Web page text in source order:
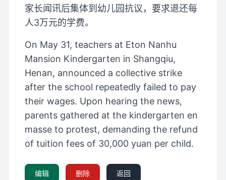
家长闻讯后集体到幼儿园抗议，要求退还每
人3万元的学费。
On May 31, teachers at Eton Nanhu
Mansion Kindergarten in Shangqiu,
Henan, announced a collective strike
after the school repeatedly failed to pay
their wages. Upon hearing the news,
parents gathered at the kindergarten en
masse to protest, demanding the refund
of tuition fees of 30,000 yuan per child.
编辑 删除 返回